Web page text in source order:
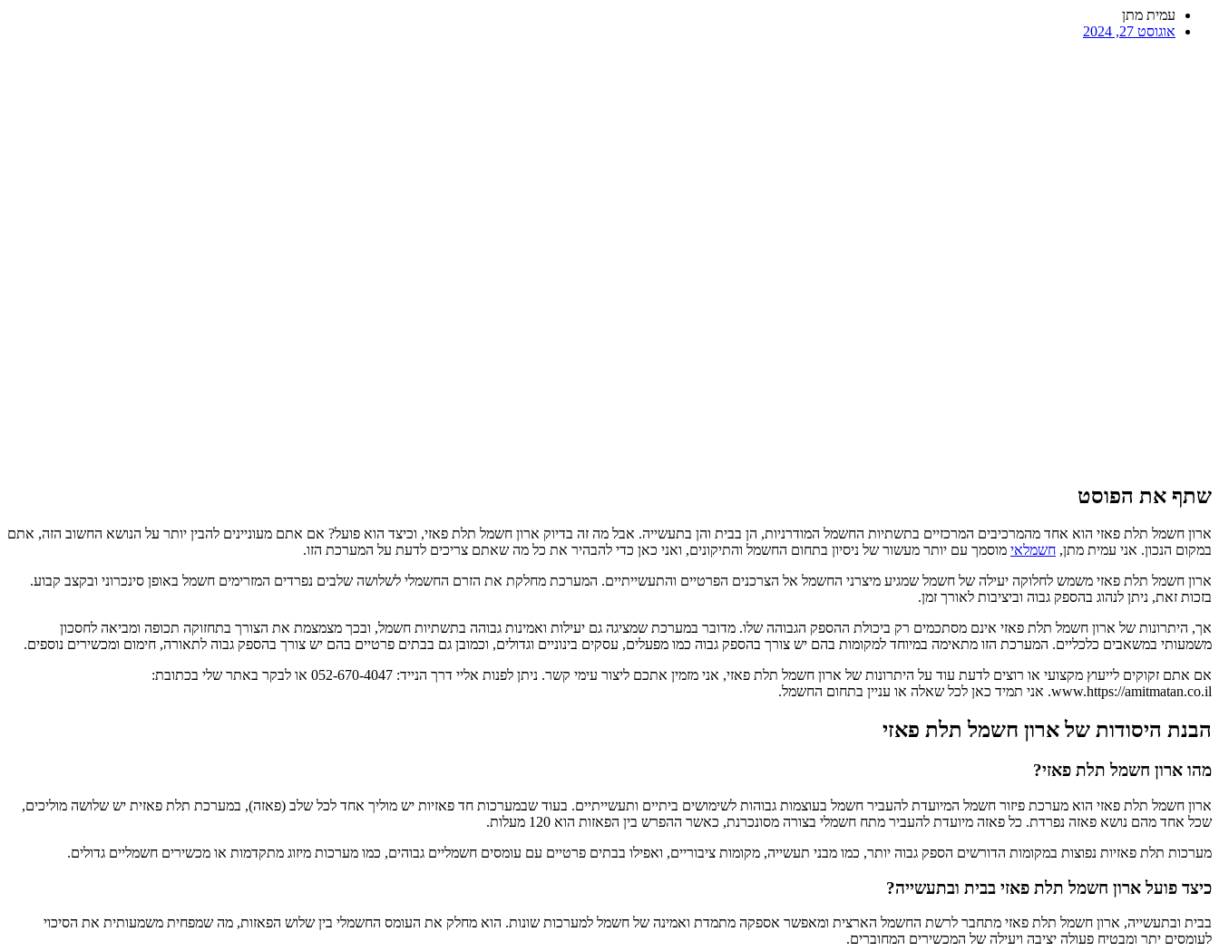
עמית מתן
אוגוסט 27, 2024
שתף את הפוסט
ארון חשמל תלת פאזי הוא אחד מהמרכיבים המרכזיים בתשתיות החשמל המודרניות, הן בבית והן בתעשייה. אבל מה זה בדיוק ארון חשמל תלת פאזי, וכיצד הוא פועל? אם אתם מעוניינים להבין יותר על הנושא החשוב הזה, אתם
במקום הנכון. אני עמית מתן, חשמלאי מוסמך עם יותר מעשור של ניסיון בתחום החשמל והתיקונים, ואני כאן כדי להבהיר את כל מה שאתם צריכים לדעת על המערכת הזו.
ארון חשמל תלת פאזי משמש לחלוקה יעילה של חשמל שמגיע מיצרני החשמל אל הצרכנים הפרטיים והתעשייתיים. המערכת מחלקת את הזרם החשמלי לשלושה שלבים נפרדים המזרימים חשמל באופן סינכרוני ובקצב קבוע.
בזכות זאת, ניתן לנהוג בהספק גבוה וביציבות לאורך זמן.
אך, היתרונות של ארון חשמל תלת פאזי אינם מסתכמים רק ביכולת ההספק הגבוהה שלו. מדובר במערכת שמציגה גם יעילות ואמינות גבוהה בתשתיות חשמל, ובכך מצמצמת את הצורך בתחזוקה תכופה ומביאה לחסכון
משמעותי במשאבים כלכליים. המערכת הזו מתאימה במיוחד למקומות בהם יש צורך בהספק גבוה כמו מפעלים, עסקים בינוניים וגדולים, וכמובן גם בבתים פרטיים בהם יש צורך בהספק גבוה לתאורה, חימום ומכשירים נוספים.
אם אתם זקוקים לייעוץ מקצועי או רוצים לדעת עוד על היתרונות של ארון חשמל תלת פאזי, אני מזמין אתכם ליצור עימי קשר. ניתן לפנות אליי דרך הנייד: 052-670-4047 או לבקר באתר שלי בכתובת:
www.https://amitmatan.co.il. אני תמיד כאן לכל שאלה או עניין בתחום החשמל.
הבנת היסודות של ארון חשמל תלת פאזי
מהו ארון חשמל תלת פאזי?
ארון חשמל תלת פאזי הוא מערכת פיזור חשמל המיועדת להעביר חשמל בעוצמות גבוהות לשימושים ביתיים ותעשייתיים. בעוד שבמערכות חד פאזיות יש מוליך אחד לכל שלב (פאזה), במערכת תלת פאזית יש שלושה מוליכים,
שכל אחד מהם נושא פאזה נפרדת. כל פאזה מיועדת להעביר מתח חשמלי בצורה מסונכרנת, כאשר ההפרש בין הפאזות הוא 120 מעלות.
מערכות תלת פאזיות נפוצות במקומות הדורשים הספק גבוה יותר, כמו מבני תעשייה, מקומות ציבוריים, ואפילו בבתים פרטיים עם עומסים חשמליים גבוהים, כמו מערכות מיזוג מתקדמות או מכשירים חשמליים גדולים.
כיצד פועל ארון חשמל תלת פאזי בבית ובתעשייה?
בבית ובתעשייה, ארון חשמל תלת פאזי מתחבר לרשת החשמל הארצית ומאפשר אספקה מתמדת ואמינה של חשמל למערכות שונות. הוא מחלק את העומס החשמלי בין שלוש הפאזות, מה שמפחית משמעותית את הסיכוי
לעומסים יתר ומבטיח פעולה יציבה ויעילה של המכשירים המחוברים.